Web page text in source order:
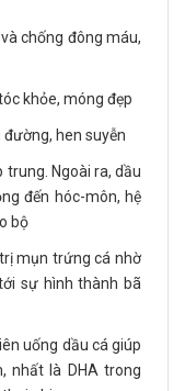
chống đông máu,
khỏe, móng đẹp
hen suyễn
Ngoài ra, dầu
đến hóc-môn, hệ
bộ
mụn trứng cá nhờ
sự hình thành bã
uống dầu cá giúp
nhất là DHA trong